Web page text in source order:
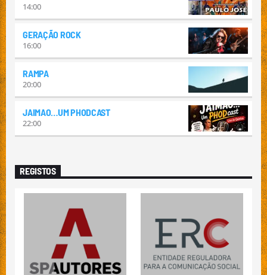
14:00
GERAÇÃO ROCK
16:00
RAMPA
20:00
JAIMAO…UM PHODCAST
22:00
REGISTOS